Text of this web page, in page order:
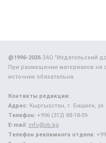
@1996-2026ЗАО "Издательский
При размещении материалов на
источник обязательна.
Контакты редакции:
Адрес: Кыргызстан, г. Бишкек,
Телефон: +996 (312) 88-18-09.
E-mail: info@vb.kg
Телефон рекламного отдела: